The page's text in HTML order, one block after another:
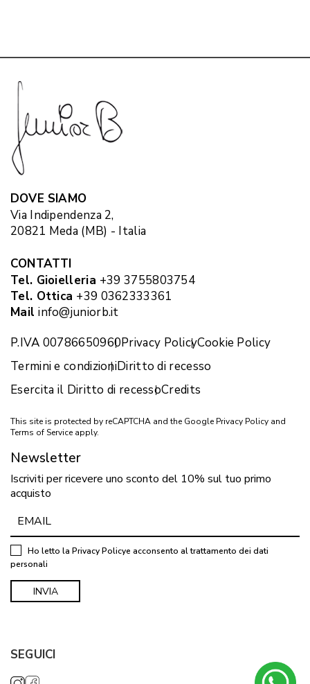
DOVE SIAMO
Via Indipendenza 2,
20821 Meda (MB) - Italia
CONTATTI
Tel. Gioielleria +39 3755803754
Tel. Ottica +39 0362333361
Mail info@juniorb.it
P.IVA 00786650960Privacy PolicyCookie Policy
Termini e condizioniDiritto di recesso
Esercita il Diritto di recessoCredits
This site is protected by reCAPTCHA and the Google Privacy Policy and
Terms of Service apply.
Newsletter
Iscriviti per ricevere uno sconto del 10% sul tuo primo
acquisto
Ho letto la Privacy Policye acconsento al trattamento dei dati
personali
SEGUICI